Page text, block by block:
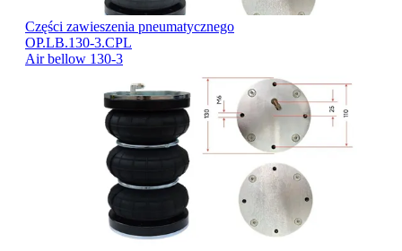
Części zawieszenia pneumatycznego
OP.LB.130-3.CPL
Air bellow 130-3